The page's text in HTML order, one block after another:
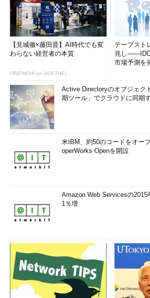
コンピュータ全体に対する設定は、ロ
ーに対する設定とは独立して行える。
各コンピュータがポリシー・ファイル
適用するので、管理者からの接続を待
■メンテナンス性
GUIで有効／無効／未構成を切り替え
ポリシー・テンプレート（.admファイ
で、任意のレジストリに対するポリシ
ることができる。
システム・ポリシーの欠点
しかし、欠点もまだ多く残されている。
■設定できるのはレジストリのみ
システム・ポリシーはレジストリを設定す
以外の例えばファイルのアクセス権のような
だが、枠組みが貧弱であり、この拡張性はま
ほど利用されなかった。
■階層化が不十分
これは当時のNTドメインの性質とも関連す
【見城徹×藤田晋】AI時代でも変
わらない経営者の本質
PR(FINCHI on GOETHE)
テープスト
兆し――IDC
市場予測を
Active Directoryのオブジェク
期ツール」でクラウドに同期
米IBM、約50のコードをオー
operWorks Openを開設
Amazon Web Servicesの2015
1％増